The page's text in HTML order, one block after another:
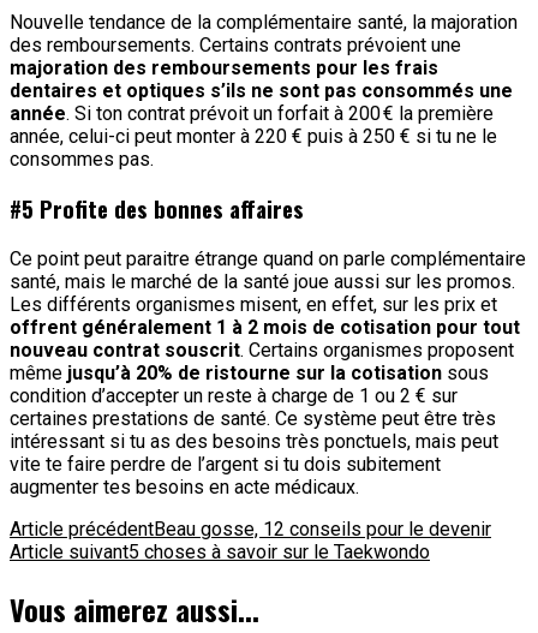
Nouvelle tendance de la complémentaire santé, la majoration
des remboursements. Certains contrats prévoient une
majoration des remboursements pour les frais
dentaires et optiques s’ils ne sont pas consommés une
année. Si ton contrat prévoit un forfait à 200 € la première
année, celui-ci peut monter à 220 € puis à 250 € si tu ne le
consommes pas.
#5 Profite des bonnes affaires
Ce point peut paraitre étrange quand on parle complémentaire
santé, mais le marché de la santé joue aussi sur les promos.
Les différents organismes misent, en effet, sur les prix et
offrent généralement 1 à 2 mois de cotisation pour tout
nouveau contrat souscrit. Certains organismes proposent
même jusqu’à 20% de ristourne sur la cotisation sous
condition d’accepter un reste à charge de 1 ou 2 € sur
certaines prestations de santé. Ce système peut être très
intéressant si tu as des besoins très ponctuels, mais peut
vite te faire perdre de l’argent si tu dois subitement
augmenter tes besoins en acte médicaux.
Navigation
d'article
Article précédentBeau gosse, 12 conseils pour le devenir
Article suivant5 choses à savoir sur le Taekwondo
Vous aimerez aussi...